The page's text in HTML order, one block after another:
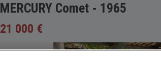
MERCURY Comet - 1965
21 000 €